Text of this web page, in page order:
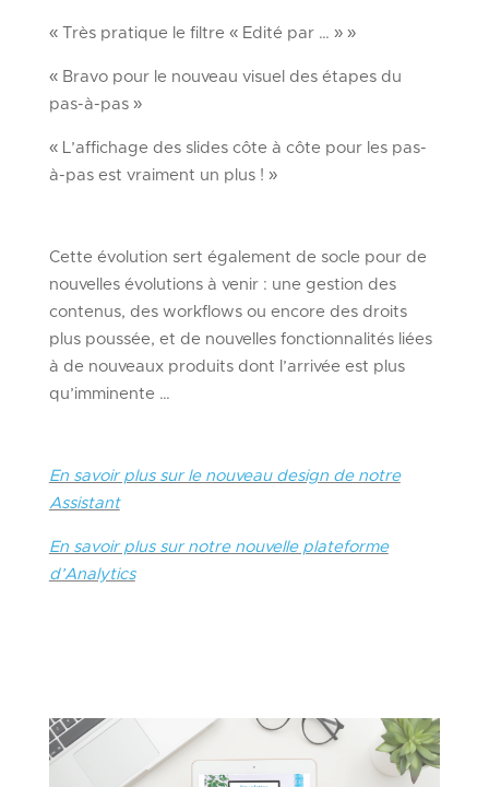
« Très pratique le filtre « Edité par … » »
« Bravo pour le nouveau visuel des étapes du
pas-à-pas »
« L’affichage des slides côte à côte pour les pas-
à-pas est vraiment un plus ! »
Cette évolution sert également de socle pour de
nouvelles évolutions à venir : une gestion des
contenus, des workflows ou encore des droits
plus poussée, et de nouvelles fonctionnalités liées
à de nouveaux produits dont l’arrivée est plus
qu’imminente …
En savoir plus sur le nouveau design de notre
Assistant
En savoir plus sur notre nouvelle plateforme
d’Analytics